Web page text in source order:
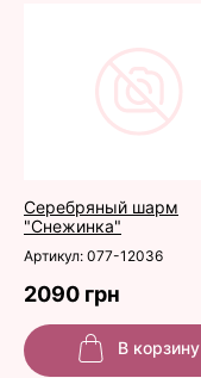
Серебряный шарм
"Снежинка"
Артикул: 077-12036
2090 грн
В корзину